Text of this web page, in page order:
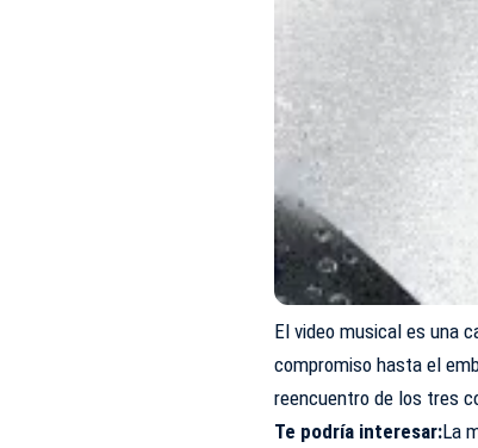
El video musical es una
compromiso hasta el
reencuentro de los tres
Te podría interesar:La